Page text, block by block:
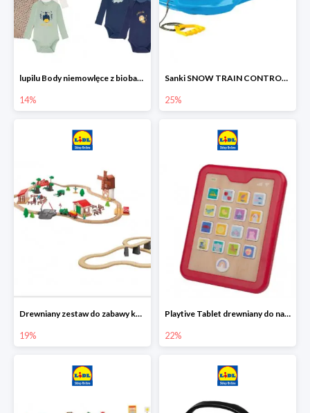
lupilu Body niemowlęce z biobawełny
14%
Sanki SNOW TRAIN CONTROL -25%
25%
Drewniany zestaw do zabawy kolejką - farma i wiadukt
19%
Playtive Tablet drewniany do nauki, interaktywny
22%